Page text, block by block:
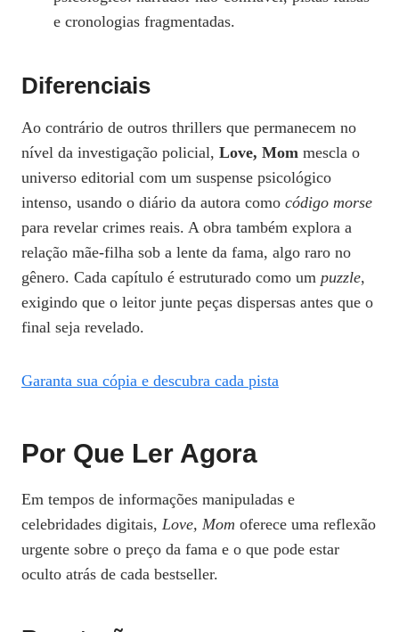
e cronologias fragmentadas.
Diferenciais
Ao contrário de outros thrillers que permanecem no
nível da investigação policial, Love, Mom mescla o
universo editorial com um suspense psicológico
intenso, usando o diário da autora como código morse
para revelar crimes reais. A obra também explora a
relação mãe‑filha sob a lente da fama, algo raro no
gênero. Cada capítulo é estruturado como um puzzle,
exigindo que o leitor junte peças dispersas antes que o
final seja revelado.
Garanta sua cópia e descubra cada pista
Por Que Ler Agora
Em tempos de informações manipuladas e
celebridades digitais, Love, Mom oferece uma reflexão
urgente sobre o preço da fama e o que pode estar
oculto atrás de cada bestseller.